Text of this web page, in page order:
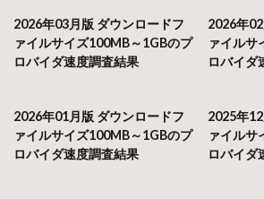
2026年03月版 ダウンロードフ
ァイルサイズ100MB～1GBのプ
ロバイダ速度調査結果
2026年
ァイルサ
ロバイダ
2026年01月版 ダウンロードフ
ァイルサイズ100MB～1GBのプ
ロバイダ速度調査結果
2025年
ァイルサ
ロバイダ